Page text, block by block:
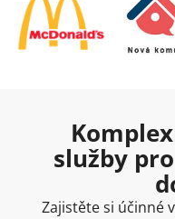
služby
Zajistěte si účinné